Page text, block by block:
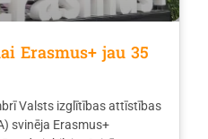
Erasmus+ jau 35
Valsts izglītības attīstības
svinēja Erasmus+